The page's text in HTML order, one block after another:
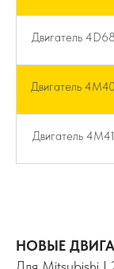
Двигатель 4D68
Двигатель 4M40
Двигатель 4M41
НОВЫЕ